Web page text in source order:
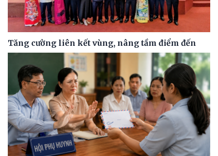
Tăng cường liên kết vùng, nâng tầm điểm đến